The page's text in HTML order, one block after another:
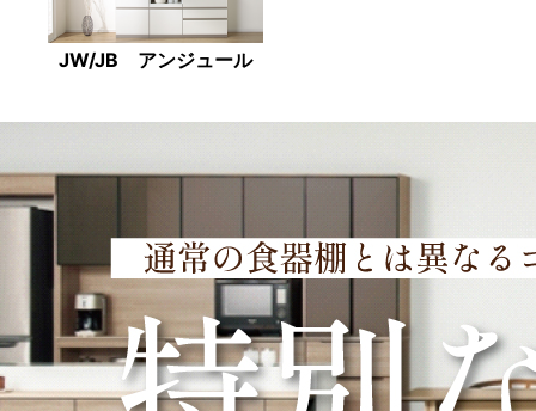
JW/JB アンジュール